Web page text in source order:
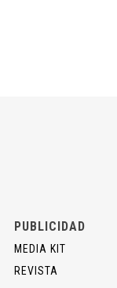
PUBLICIDAD
MEDIA KIT
REVISTA